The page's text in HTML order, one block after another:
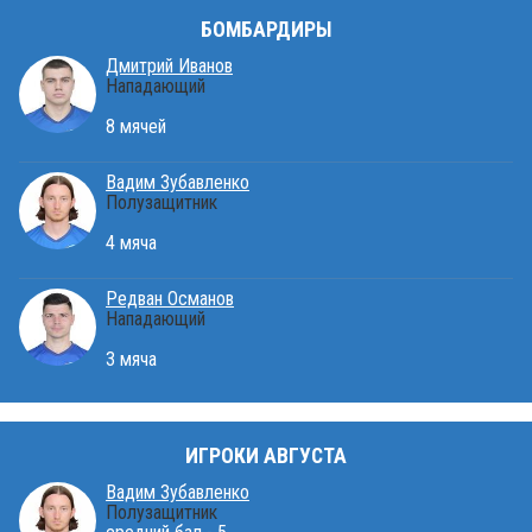
БОМБАРДИРЫ
Дмитрий Иванов
Нападающий
8 мячей
Вадим Зубавленко
Полузащитник
4 мяча
Редван Османов
Нападающий
3 мяча
ИГРОКИ АВГУСТА
Вадим Зубавленко
Полузащитник